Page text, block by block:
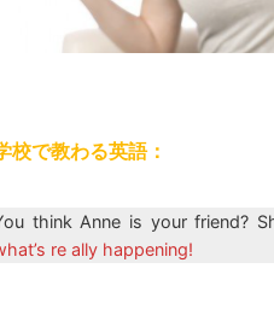
校で教わる英語：
think Anne is your friend?
re ally happening!